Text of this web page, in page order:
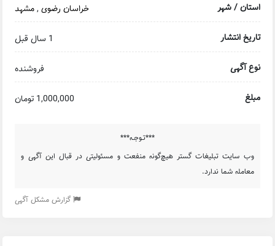
استان / شهر خراسان رضوی,مشهد
تاریخ انتشار 1 سال قبل
نوع آگهی فروشنده
مبلغ 1,000,000 تومان
***تـوجـه***
وب سایت تبلیغات گستر هیچ‌گونه منفعت و مسئولیتی در قبال این آگهی و
معامله شما ندارد.
گزارش مشکل آگهی